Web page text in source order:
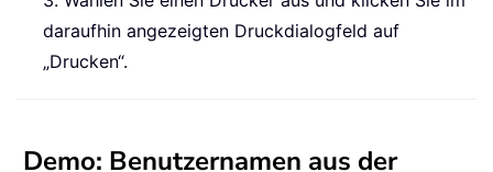
daraufhin angezeigten Druckdialogfeld auf
„Drucken“.
Demo: Benutzernamen aus der